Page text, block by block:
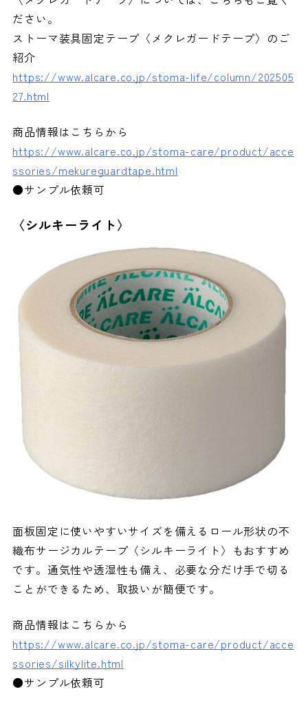
ださい。
ストーマ装具固定テープ〈メクレガードテープ〉のご
紹介
https://www.alcare.co.jp/stoma-life/column/202505
27.html
商品情報はこちらから
https://www.alcare.co.jp/stoma-care/product/acce
ssories/mekureguardtape.html
●サンプル依頼可
〈シルキーライト〉
面板固定に使いやすいサイズを備えるロール形状の不
織布サージカルテープ〈シルキーライト〉もおすすめ
です。通気性や透湿性も備え、必要な分だけ手で切る
ことができるため、取扱いが簡便です。
商品情報はこちらから
https://www.alcare.co.jp/stoma-care/product/acce
ssories/silkylite.html
●サンプル依頼可